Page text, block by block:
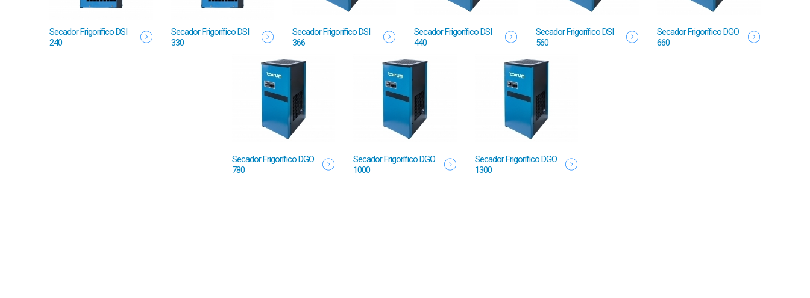
Secador Frigorífico DSI
240
Secador Frigorífico DSI
330
Secador Frigorífico DSI
366
Secador Frigorífico DSI
440
Secador Frigorífico DSI
560
Secador Frigorífico DGO
660
Secador Frigorífico DGO
780
Secador Frigorífico DGO
1000
Secador Frigorífico DGO
1300